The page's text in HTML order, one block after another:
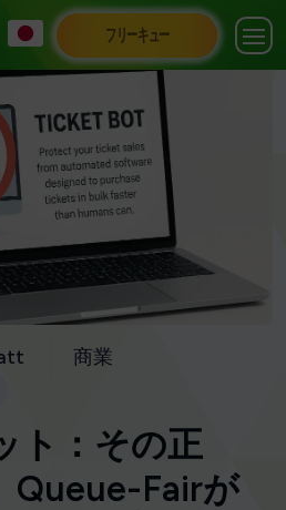
フリーキュー
商業
ト：その正
Queue-Fairが